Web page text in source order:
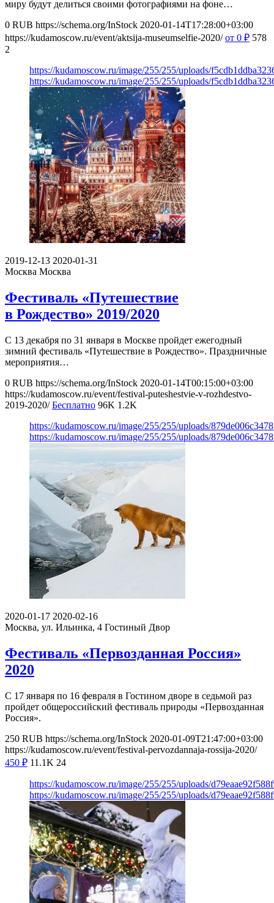
миру будут делиться своими фотографиями на фоне…
0 RUB https://schema.org/InStock 2020-01-14T17:28:00+03:00
https://kudamoscow.ru/event/aktsija-museumselfie-2020/ от 0 ₽ 578
2
https://kudamoscow.ru/image/255/255/uploads/
https://kudamoscow.ru/image/255/255/uploads/
2019-12-13 2020-01-31
Москва Москва
Фестиваль «Путешествие
в Рождество» 2019/2020
С 13 декабря по 31 января в Москве пройдет ежегодный
зимний фестиваль «Путешествие в Рождество». Праздничные
мероприятия…
0 RUB https://schema.org/InStock 2020-01-14T00:15:00+03:00
https://kudamoscow.ru/event/festival-puteshestvie-v-rozhdestvo-
2019-2020/ Бесплатно 96K 1.2K
https://kudamoscow.ru/image/255/255/uploads/
https://kudamoscow.ru/image/255/255/uploads/
2020-01-17 2020-02-16
Москва, ул. Ильинка, 4 Гостиный Двор
Фестиваль «Первозданная Россия»
2020
С 17 января по 16 февраля в Гостином дворе в седьмой раз
пройдет общероссийский фестиваль природы «Первозданная
Россия».
250 RUB https://schema.org/InStock 2020-01-09T21:47:00+03:00
https://kudamoscow.ru/event/festival-pervozdannaja-rossija-2020/
450 ₽ 11.1K 24
https://kudamoscow.ru/image/255/255/uploads/
https://kudamoscow.ru/image/255/255/uploads/